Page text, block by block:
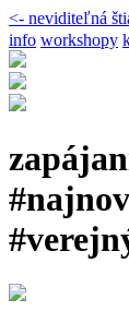
<- neviditeľná
info workshopy